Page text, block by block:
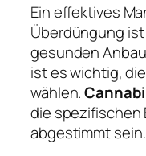
Ein effektives
Überdüngung
gesunden
ist es wichtig,
wählen.
die spezifischen
abgestimmt sein.